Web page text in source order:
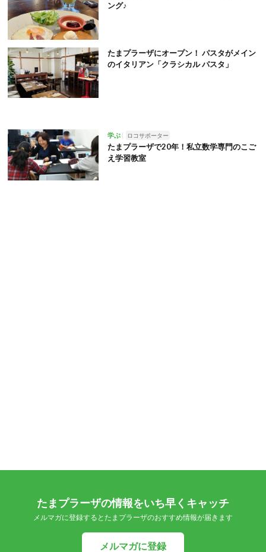
ング♪
たまプラーザにオープン！ パスタがメイン
のイタリアン「クラシカル パスタ」
学ぶ ロコサポーター
たまプラーザで20年！私立数学専門のこご
え学習教室
たまプラーザの情報をいち早くキャッチ
メルマガに登録するとたまプラーザのおすすめ情報が届きます
メルマガに登録